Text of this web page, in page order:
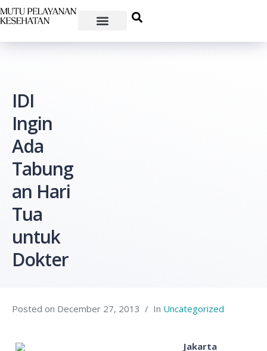
IDI
Ingin
Ada
Tabung
an Hari
Tua
untuk
Dokter
Posted on December 27, 2013 In Uncategorized
Jakarta